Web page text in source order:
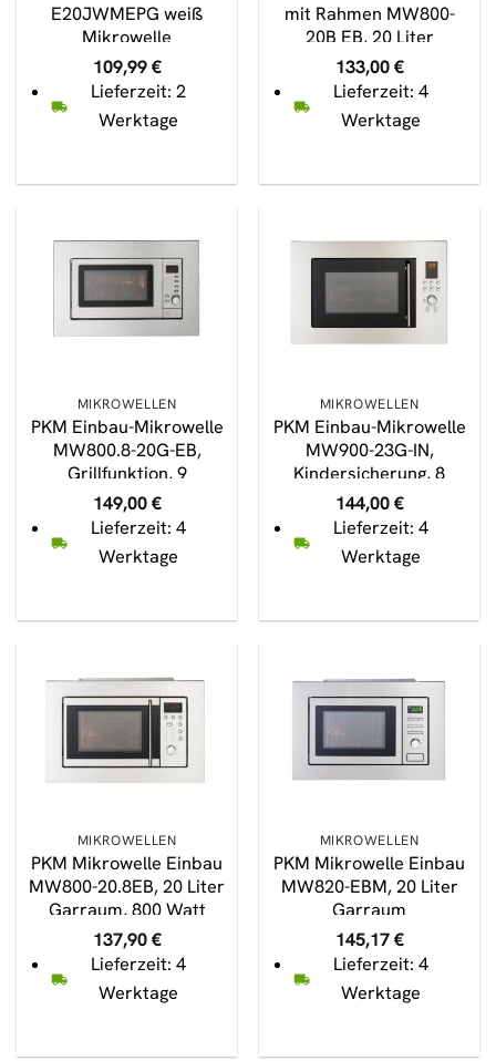
E20JWMEPG weiß
Mikrowelle
109,99€
Lieferzeit: 2
Werktage
mit Rahmen MW800-
20B EB, 20 Liter
Garraum
133,00€
Lieferzeit: 4
Werktage
MIKROWELLEN
PKM Einbau-Mikrowelle
MW800.8-20G-EB,
Grillfunktion, 9
Programme
149,00€
Lieferzeit: 4
Werktage
MIKROWELLEN
PKM Einbau-Mikrowelle
MW900-23G-IN,
Kindersicherung, 8
Programme
144,00€
Lieferzeit: 4
Werktage
MIKROWELLEN
PKM Mikrowelle Einbau
MW800-20.8EB, 20 Liter
Garraum, 800 Watt
137,90€
Lieferzeit: 4
Werktage
MIKROWELLEN
PKM Mikrowelle Einbau
MW820-EBM, 20 Liter
Garraum
145,17€
Lieferzeit: 4
Werktage